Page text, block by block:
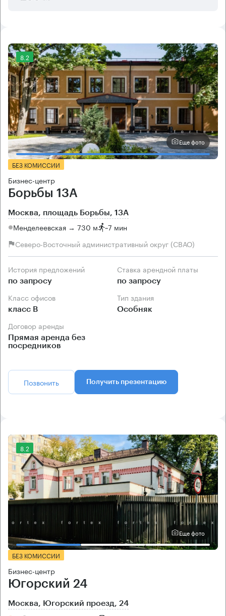
8.2
Еще фото
БЕЗ КОМИССИИ
Бизнес-центр
Борьбы 13А
Москва, площадь Борьбы, 13А
Менделеевская → 730 м ~7 мин
Северо-Восточный административный округ (СВАО)
История предложений
по запросу
Ставка арендной платы
по запросу
Класс офисов
класс B
Тип здания
Особняк
Договор аренды
Прямая аренда без
посредников
Позвонить Получить презентацию
8.2
Еще фото
БЕЗ КОМИССИИ
Бизнес-центр
Югорский 24
Москва, Югорский проезд, 24